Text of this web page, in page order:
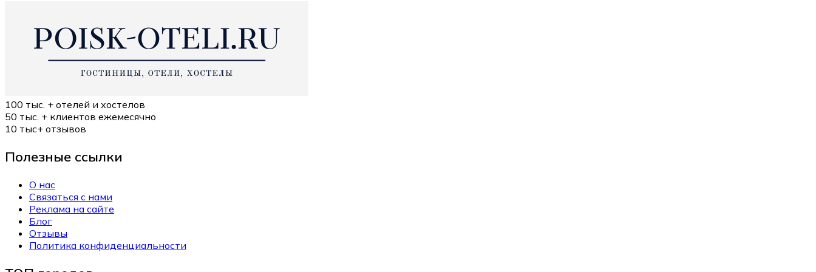
100 тыс. + отелей и хостелов
50 тыс. + клиентов ежемесячно
10 тыс+ отзывов
Полезные ссылки
О нас
Связаться с нами
Реклама на сайте
Блог
Отзывы
Политика конфиденциальности